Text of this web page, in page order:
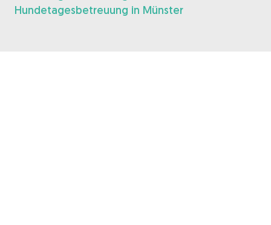
Hundetagesbetreuung in Münster